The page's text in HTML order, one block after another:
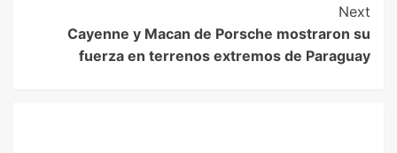
Next
Cayenne y Macan de Porsche mostraron su
fuerza en terrenos extremos de Paraguay